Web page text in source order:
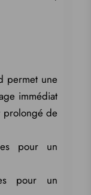
permet une
immédiat
prolongé de
pour un
pour un